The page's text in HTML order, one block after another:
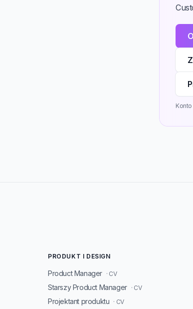
PRODUKT I DESIGN
Product Manager · CV
Starszy Product Manager · CV
Projektant produktu · CV